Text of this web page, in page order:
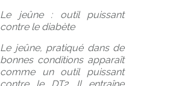
Le jeûne : outil puissant
contre le diabète
Le jeûne, pratiqué dans de
bonnes conditions apparaît
comme un outil puissant